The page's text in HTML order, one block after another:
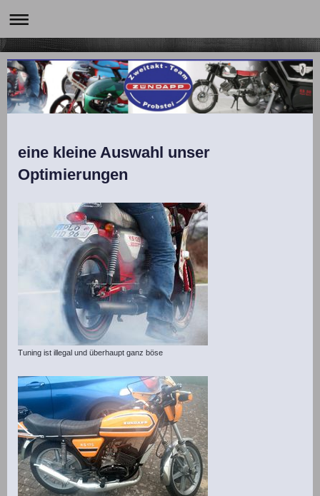
eine kleine Auswahl unser
Optimierungen
Tuning ist illegal und überhaupt ganz böse